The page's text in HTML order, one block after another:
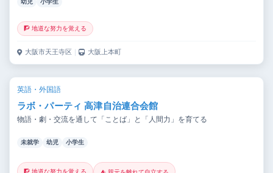
幼児 小学生
🧗 地道な努力を覚える
大阪市天王寺区 ｜ 大阪上本町
英語・外国語
ラボ・パーティ 高津自治連合会館
物語・劇・交流を通して「ことば」と「人間力」を育てる
未就学 幼児 小学生
🧗 地道な努力を覚える